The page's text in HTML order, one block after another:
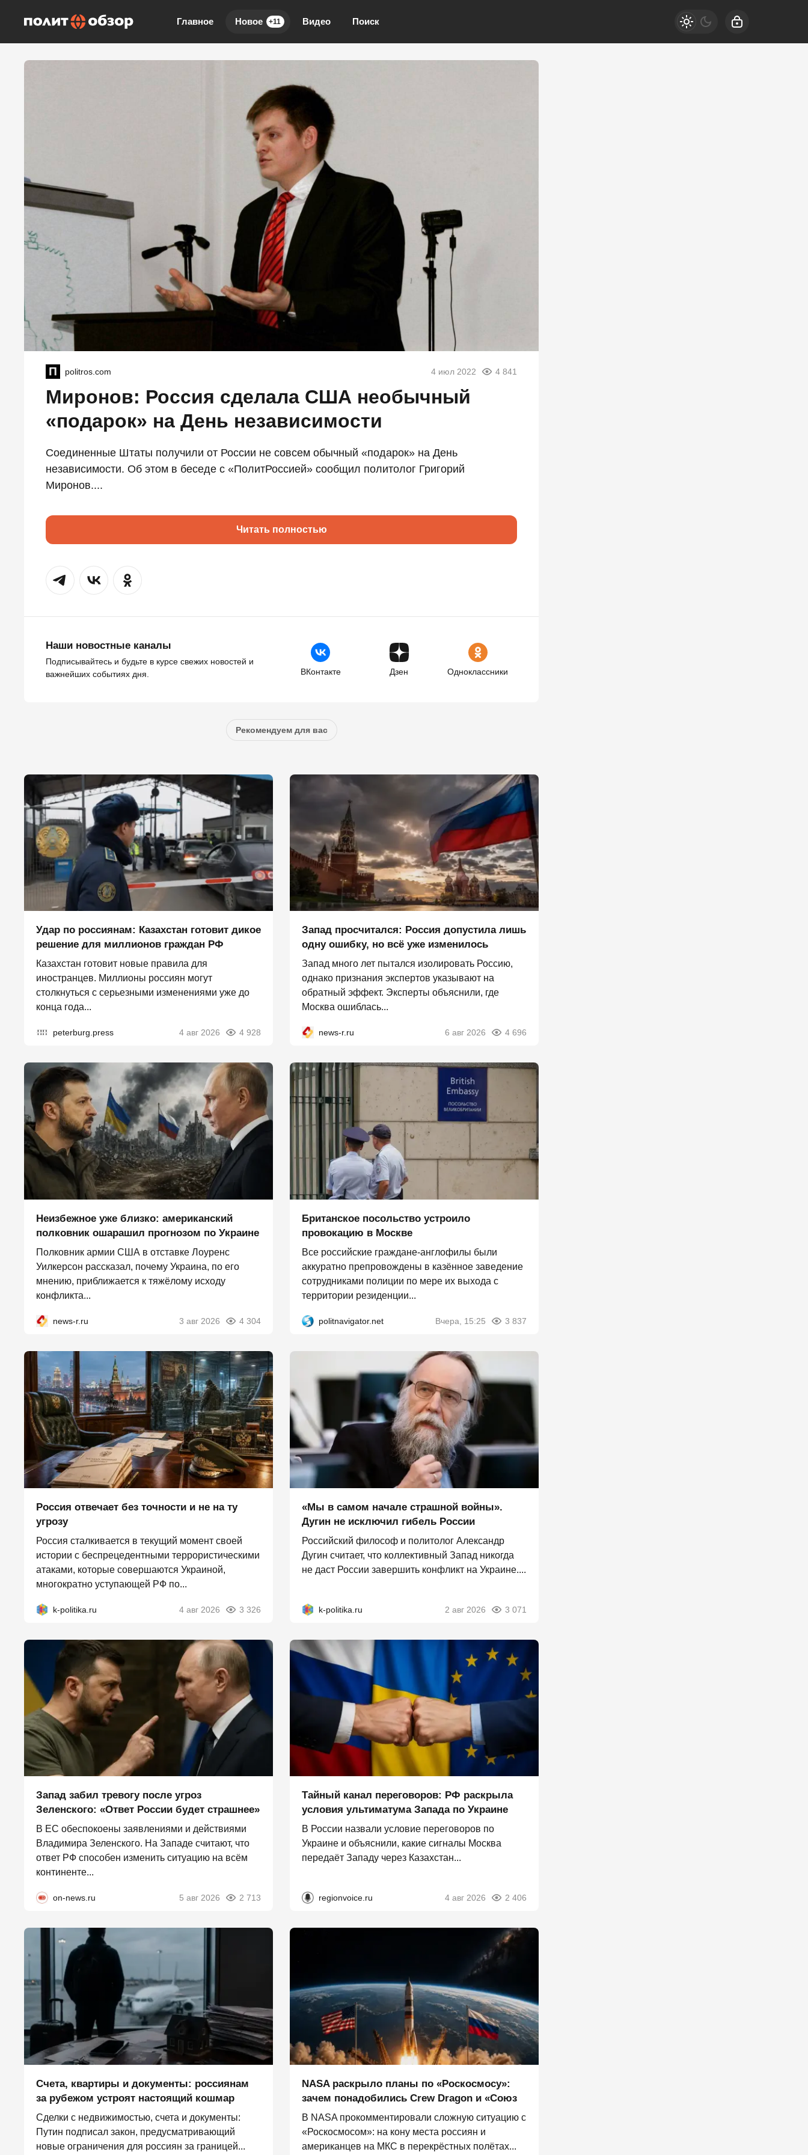
Главное Новое +11 Видео Поиск
politros.com 4 июл 2022 4 841
Миронов: Россия сделала США необычный
«подарок» на День независимости
Соединенные Штаты получили от России не совсем обычный «подарок» на День
независимости. Об этом в беседе с «ПолитРоссией» сообщил политолог Григорий
Миронов....
Читать полностью
Наши новостные каналы
Подписывайтесь и будьте в курсе свежих новостей и
важнейших событиях дня.
ВКонтакте Дзен Одноклассники
Рекомендуем для вас
Удар по россиянам: Казахстан готовит дикое
решение для миллионов граждан РФ
Казахстан готовит новые правила для
иностранцев. Миллионы россиян могут
столкнуться с серьезными изменениями уже до
конца года...
peterburg.press 4 авг 2026 4 928
Запад просчитался: Россия допустила лишь
одну ошибку, но всё уже изменилось
Запад много лет пытался изолировать Россию,
однако признания экспертов указывают на
обратный эффект. Эксперты объяснили, где
Москва ошиблась...
news-r.ru 6 авг 2026 4 696
Неизбежное уже близко: американский
полковник ошарашил прогнозом по Украине
Полковник армии США в отставке Лоуренс
Уилкерсон рассказал, почему Украина, по его
мнению, приближается к тяжёлому исходу
конфликта...
news-r.ru 3 авг 2026 4 304
Британское посольство устроило
провокацию в Москве
Все российские граждане-англофилы были
аккуратно препровождены в казённое заведение
сотрудниками полиции по мере их выхода с
территории резиденции...
politnavigator.net Вчера, 15:25 3 837
Россия отвечает без точности и не на ту
угрозу
Россия сталкивается в текущий момент своей
истории с беспрецедентными террористическими
атаками, которые совершаются Украиной,
многократно уступающей РФ по...
k-politika.ru 4 авг 2026 3 326
«Мы в самом начале страшной войны».
Дугин не исключил гибель России
Российский философ и политолог Александр
Дугин считает, что коллективный Запад никогда
не даст России завершить конфликт на Украине....
k-politika.ru 2 авг 2026 3 071
Запад забил тревогу после угроз
Зеленского: «Ответ России будет страшнее»
В ЕС обеспокоены заявлениями и действиями
Владимира Зеленского. На Западе считают, что
ответ РФ способен изменить ситуацию на всём
континенте...
on-news.ru 5 авг 2026 2 713
Тайный канал переговоров: РФ раскрыла
условия ультиматума Запада по Украине
В России назвали условие переговоров по
Украине и объяснили, какие сигналы Москва
передаёт Западу через Казахстан...
regionvoice.ru 4 авг 2026 2 406
Счета, квартиры и документы: россиянам
за рубежом устроят настоящий кошмар
Сделки с недвижимостью, счета и документы:
Путин подписал закон, предусматривающий
новые ограничения для россиян за границей...
NASA раскрыло планы по «Роскосмосу»:
зачем понадобились Crew Dragon и «Союз
В NASA прокомментировали сложную ситуацию с
«Роскосмосом»: на кону места россиян и
американцев на МКС в перекрёстных полётах...